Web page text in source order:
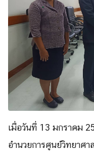
เมื่อวันที่ 13 มกราคม
อำนวยการศูนย์วิทยาศ